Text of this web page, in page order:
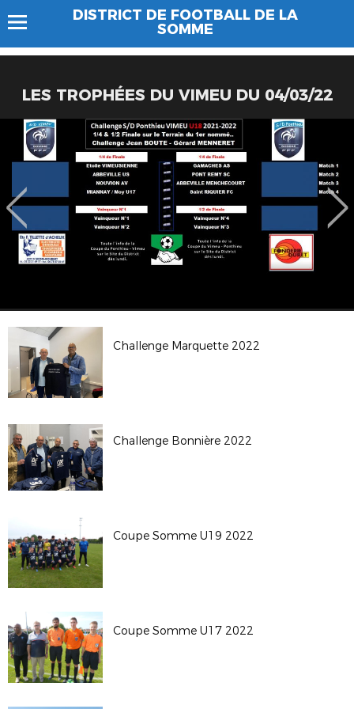
DISTRICT DE FOOTBALL DE LA
SOMME
LES TROPHÉES DU VIMEU DU 04/03/22
Challenge Marquette 2022
Challenge Bonnière 2022
Coupe Somme U19 2022
Coupe Somme U17 2022